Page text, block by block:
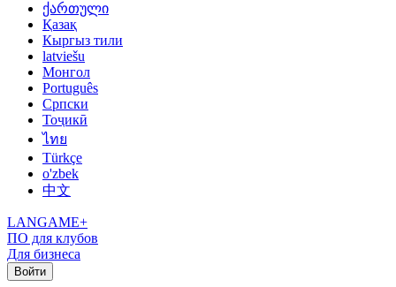
ქართული
Қазақ
Кыргыз тили
latviešu
Монгол
Português
Српски
Тоҷикӣ
ไทย
Türkçe
o'zbek
中文
LANGAME+
ПО для клубов
Для бизнеса
Войти